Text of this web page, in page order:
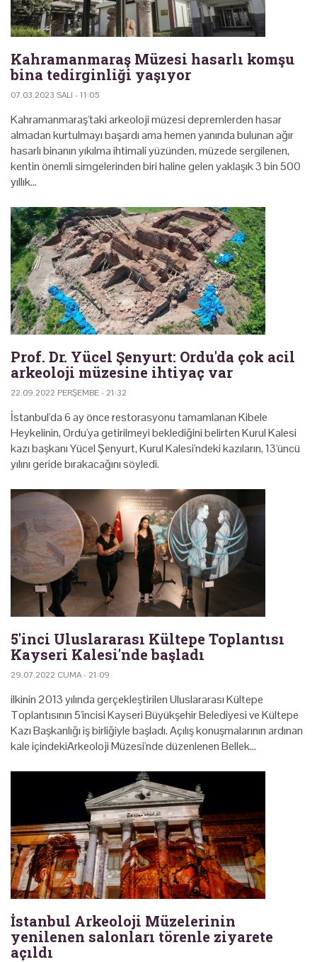
Kahramanmaraş Müzesi hasarlı komşu
bina tedirginliği yaşıyor
07.03.2023 SALI - 11:05
Kahramanmaraş'taki arkeoloji müzesi depremlerden hasar
almadan kurtulmayı başardı ama hemen yanında bulunan ağır
hasarlı binanın yıkılma ihtimali yüzünden, müzede sergilenen,
kentin önemli simgelerinden biri haline gelen yaklaşık 3 bin 500
yıllık…
Prof. Dr. Yücel Şenyurt: Ordu'da çok acil
arkeoloji müzesine ihtiyaç var
22.09.2022 PERŞEMBE - 21:32
İstanbul'da 6 ay önce restorasyonu tamamlanan Kibele
Heykelinin, Ordu'ya getirilmeyi beklediğini belirten Kurul Kalesi
kazı başkanı Yücel Şenyurt, Kurul Kalesi'ndeki kazıların, 13'üncü
yılını geride bırakacağını söyledi.
5'inci Uluslararası Kültepe Toplantısı
Kayseri Kalesi'nde başladı
29.07.2022 CUMA - 21:09
ilkinin 2013 yılında gerçekleştirilen Uluslararası Kültepe
Toplantısının 5'incisi Kayseri Büyükşehir Belediyesi ve Kültepe
Kazı Başkanlığı iş birliğiyle başladı. Açılış konuşmalarının ardınan
kale içindekiArkeoloji Müzesi'nde düzenlenen Bellek…
İstanbul Arkeoloji Müzelerinin
yenilenen salonları törenle ziyarete
açıldı